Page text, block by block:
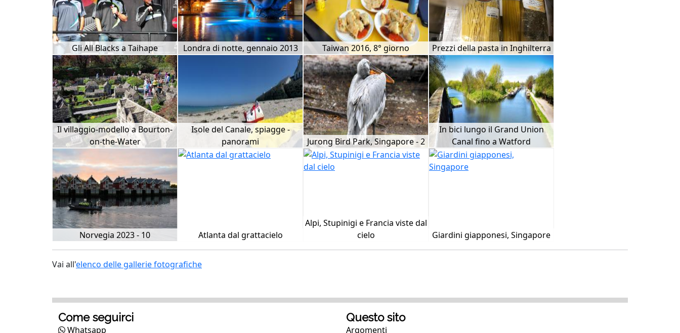
Gli All Blacks a Taihape Londra di notte, gennaio 2013 Taiwan 2016, 8° giorno Prezzi della pasta in Inghilterra
Il villaggio-modello a Bourton-
on-the-Water
Isole del Canale, spiagge -
panorami
Jurong Bird Park, Singapore - 2
In bici lungo il Grand Union
Canal fino a Watford
Norvegia 2023 - 10 Atlanta dal grattacielo
Alpi, Stupinigi e Francia viste dal
cielo
Giardini giapponesi, Singapore
Vai all'elenco delle gallerie fotografiche
Come seguirci
Whatsapp
Questo sito
Argomenti